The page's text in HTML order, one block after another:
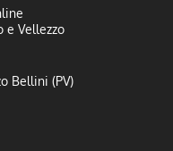
e Vellezzo
Bellini (PV)